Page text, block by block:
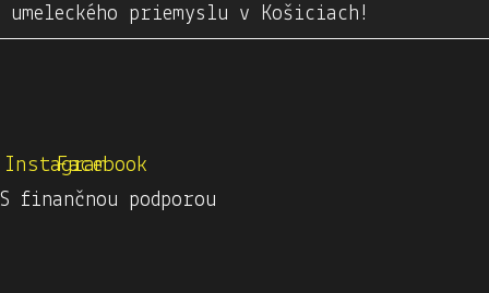
umeleckého priemyslu v Košiciach!
Instagram
Facebook
S finančnou podporou